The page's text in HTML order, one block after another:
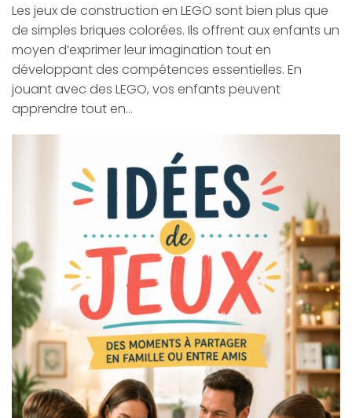
Les jeux de construction en LEGO sont bien plus que
de simples briques colorées. Ils offrent aux enfants un
moyen d’exprimer leur imagination tout en
développant des compétences essentielles. En
jouant avec des LEGO, vos enfants peuvent
apprendre tout en…